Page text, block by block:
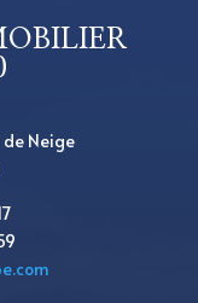
de Neige